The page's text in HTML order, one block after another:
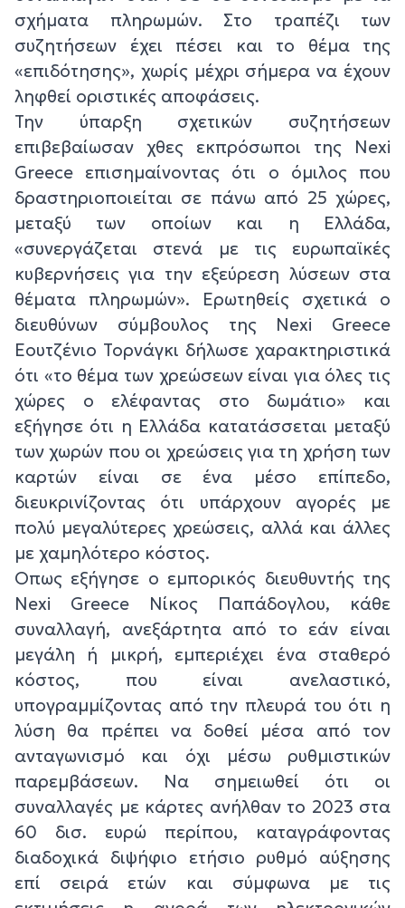
σχήματα πληρωμών. Στο τραπέζι των
συζητήσεων έχει πέσει και το θέμα της
«επιδότησης», χωρίς μέχρι σήμερα να έχουν
ληφθεί οριστικές αποφάσεις.
Την ύπαρξη σχετικών συζητήσεων
επιβεβαίωσαν χθες εκπρόσωποι της Nexi
Greece επισημαίνοντας ότι ο όμιλος που
δραστηριοποιείται σε πάνω από 25 χώρες,
μεταξύ των οποίων και η Ελλάδα,
«συνεργάζεται στενά με τις ευρωπαϊκές
κυβερνήσεις για την εξεύρεση λύσεων στα
θέματα πληρωμών». Ερωτηθείς σχετικά ο
διευθύνων σύμβουλος της Nexi Greece
Εουτζένιο Τορνάγκι δήλωσε χαρακτηριστικά
ότι «το θέμα των χρεώσεων είναι για όλες τις
χώρες ο ελέφαντας στο δωμάτιο» και
εξήγησε ότι η Ελλάδα κατατάσσεται μεταξύ
των χωρών που οι χρεώσεις για τη χρήση των
καρτών είναι σε ένα μέσο επίπεδο,
διευκρινίζοντας ότι υπάρχουν αγορές με
πολύ μεγαλύτερες χρεώσεις, αλλά και άλλες
με χαμηλότερο κόστος.
Οπως εξήγησε ο εμπορικός διευθυντής της
Nexi Greece Νίκος Παπάδογλου, κάθε
συναλλαγή, ανεξάρτητα από το εάν είναι
μεγάλη ή μικρή, εμπεριέχει ένα σταθερό
κόστος, που είναι ανελαστικό,
υπογραμμίζοντας από την πλευρά του ότι η
λύση θα πρέπει να δοθεί μέσα από τον
ανταγωνισμό και όχι μέσω ρυθμιστικών
παρεμβάσεων. Να σημειωθεί ότι οι
συναλλαγές με κάρτες ανήλθαν το 2023 στα
60 δισ. ευρώ περίπου, καταγράφοντας
διαδοχικά διψήφιο ετήσιο ρυθμό αύξησης
επί σειρά ετών και σύμφωνα με τις